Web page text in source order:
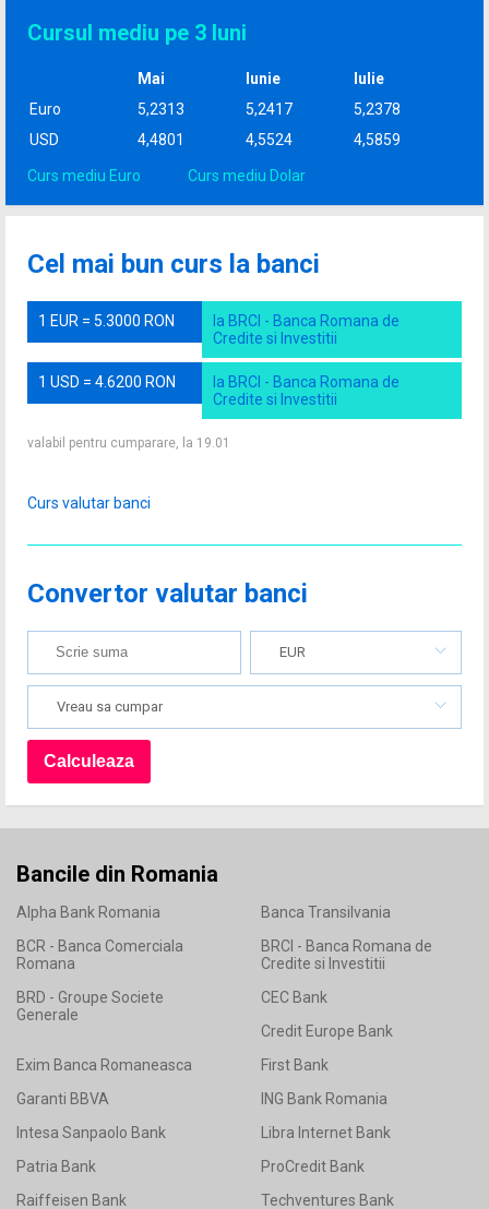
Cursul mediu pe 3 luni
Mai Iunie
Iulie
Euro
5,2313 5,2417
5,2378
USD
4,4801 4,5524 4,5859
Curs mediu Euro Curs mediu Dolar
Cel mai bun curs la banci
1 EUR = 5.3000 RON
la BRCI - Banca Romana de
Credite si Investitii
1 USD = 4.6200 RON
la BRCI - Banca Romana de
Credite si Investitii
valabil pentru cumparare, la 19.01
Curs valutar banci
Convertor valutar banci
EUR
Vreau sa cumpar
Bancile din Romania
Alpha Bank Romania
Banca Transilvania
BCR - Banca Comerciala
Romana
BRCI - Banca Romana de
Credite si Investitii
BRD - Groupe Societe
Generale
CEC Bank
Credit Europe Bank
Exim Banca Romaneasca
First Bank
Garanti BBVA
ING Bank Romania
Intesa Sanpaolo Bank
Libra Internet Bank
Patria Bank
ProCredit Bank
Raiffeisen Bank
Techventures Bank